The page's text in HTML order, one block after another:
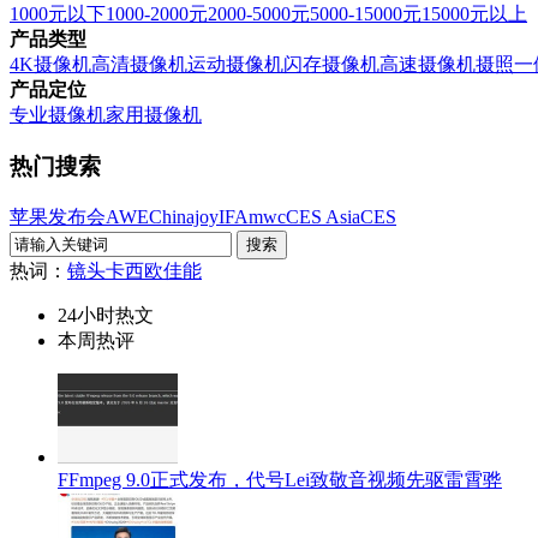
1000元以下1000-2000元2000-5000元5000-15000元15000元以上
产品类型
4K摄像机高清摄像机运动摄像机闪存摄像机高速摄像机摄照一
产品定位
专业摄像机家用摄像机
热门搜索
苹果发布会AWEChinajoyIFAmwcCES AsiaCES
热词： 镜头卡西欧佳能
24小时热文
本周热评
FFmpeg 9.0正式发布，代号Lei致敬音视频先驱雷霄骅